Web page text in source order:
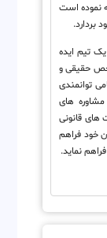
نموده است
بردارد.
تیم ایده
حقیقی و
توانمندی
مشاوره های
های قانونی
خود فراهم
نماید.